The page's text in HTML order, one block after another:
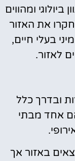
ומהווים
את האזור
בעלי חיים,
לאזור.
ובדרך כלל
אחד מבתי
באזור אך